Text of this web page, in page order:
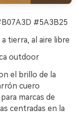
#5A3B25
tierra, al aire libre
outdoor
el brillo de la
cuero
marcas de
centradas en la